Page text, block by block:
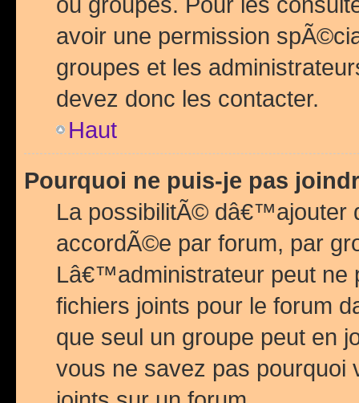
avoir une permission
groupes et les
devez donc les contacter.
Haut
Pourquoi ne puis-je pas
La possibilitÃ© dâ€™ajouter
accordÃ©e par forum, par
Lâ€™administrateur peut
fichiers joints pour le forum
que seul un groupe peut en
vous ne savez pas pourquoi